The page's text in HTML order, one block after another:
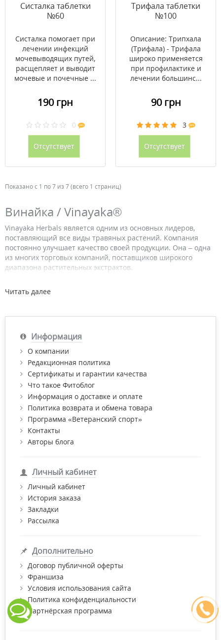
Систалка таблетки
№60
Систалка помогает при
лечении инфекций
мочевыводящих путей,
расщепляет и выводит
мочевые и почечные ...
190 грн
0
Отсутствует
Трифала таблетки
№100
Описание: Трипхала
(Трифала) - Трифала
широко применяется
при профилактике и
лечении большинс...
90 грн
3
Отсутствует
Показано с 1 по 7 из 7 (всего 1 страниц)
Винайка / Vinayaka®
Vinayaka Herbals является одним из основных лидеров,
поставляющий все виды травяных растений. Компания
постоянно улучшает качество своей продукции. Она – одна
из многих торговых компаний, поставщиков широкого
диапазона растительных экстрактов.
индийскому учению аюрведы. Аюрведические методы
Винайка производит абсолютно натуральные продукты,
высокое качество и приемлимую цену.
Купить продукцию Винайка с доставкой по Киеву и Украине
вы можете в нашем интернет-магазине "Фитомаркет".
Читать далее
Информация
О компании
Редакционная политика
Сертификаты и гарантии качества
Что такое Фитоблог
Информация о доставке и оплате
Политика возврата и обмена товара
Программа «Ветеранский спорт»
Контакты
Авторы блога
Личный кабинет
Личный кабинет
История заказа
Закладки
Рассылка
Дополнительно
Договор публичной оферты
Франшиза
Условия использования сайта
Политика конфиденциальности
Партнёрская программа